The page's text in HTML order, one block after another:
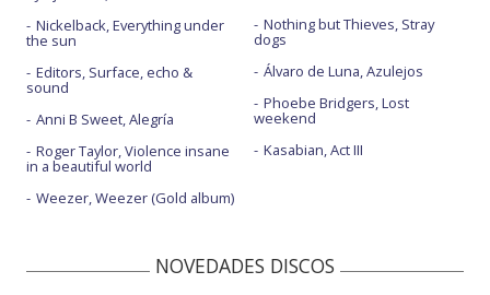
Nickelback, Everything under
the sun
Editors, Surface, echo &
sound
Anni B Sweet, Alegría
Roger Taylor, Violence insane
in a beautiful world
Weezer, Weezer (Gold album)
Nothing but Thieves, Stray
dogs
Álvaro de Luna, Azulejos
Phoebe Bridgers, Lost
weekend
Kasabian, Act III
NOVEDADES DISCOS